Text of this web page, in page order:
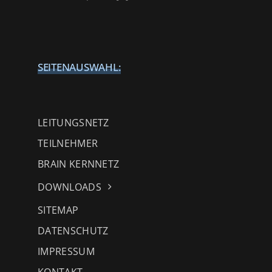
SEITENAUSWAHL:
LEITUNGSNETZ
TEILNEHMER
BRAIN KERNNETZ
DOWNLOADS
SITEMAP
DATENSCHUTZ
IMPRESSUM